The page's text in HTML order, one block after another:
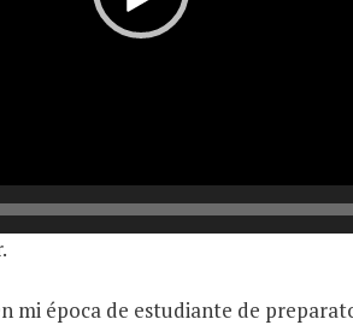
mi época de estudiante de